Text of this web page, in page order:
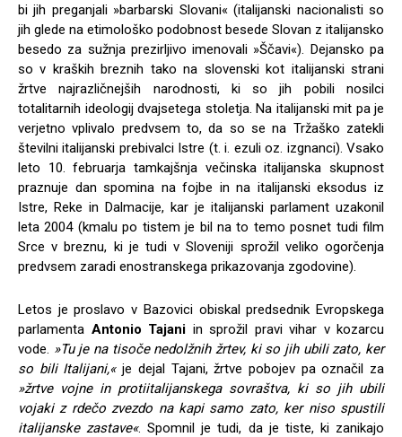
bi jih preganjali »barbarski Slovani« (italijanski nacionalisti so
jih glede na etimološko podobnost besede Slovan z italijansko
besedo za sužnja prezirljivo imenovali »Ščavi«). Dejansko pa
so v kraških breznih tako na slovenski kot italijanski strani
žrtve najrazličnejših narodnosti, ki so jih pobili nosilci
totalitarnih ideologij dvajsetega stoletja. Na italijanski mit pa je
verjetno vplivalo predvsem to, da so se na Tržaško zatekli
številni italijanski prebivalci Istre (t. i. ezuli oz. izgnanci). Vsako
leto 10. februarja tamkajšnja večinska italijanska skupnost
praznuje dan spomina na fojbe in na italijanski eksodus iz
Istre, Reke in Dalmacije, kar je italijanski parlament uzakonil
leta 2004 (kmalu po tistem je bil na to temo posnet tudi film
Srce v breznu, ki je tudi v Sloveniji sprožil veliko ogorčenja
predvsem zaradi enostranskega prikazovanja zgodovine).
Letos je proslavo v Bazovici obiskal predsednik Evropskega
parlamenta Antonio Tajani in sprožil pravi vihar v kozarcu
vode. »Tu je na tisoče nedolžnih žrtev, ki so jih ubili zato, ker
so bili Italijani,«je dejal Tajani, žrtve pobojev pa označil za
»žrtve vojne in protiitalijanskega sovraštva, ki so jih ubili
vojaki z rdečo zvezdo na kapi samo zato, ker niso spustili
italijanske zastave«. Spomnil je tudi, da je tiste, ki zanikajo